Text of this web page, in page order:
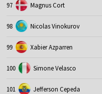
97 Magnus Cort
98 Nicolas Vinokurov
99 Xabier Azparren
100 Simone Velasco
101 Jefferson Cepeda